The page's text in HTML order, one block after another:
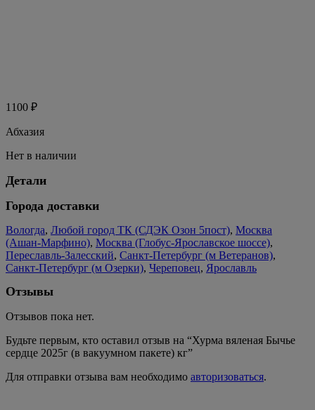
1100 ₽
Абхазия
Нет в наличии
Детали
Города доставки
Вологда, Любой город ТК (СДЭК Озон 5пост), Москва
(Ашан-Марфино), Москва (Глобус-Ярославское шоссе),
Переславль-Залесский, Санкт-Петербург (м Ветеранов),
Санкт-Петербург (м Озерки), Череповец, Ярославль
Отзывы
Отзывов пока нет.
Будьте первым, кто оставил отзыв на “Хурма вяленая Бычье
сердце 2025г (в вакуумном пакете) кг”
Для отправки отзыва вам необходимо авторизоваться.